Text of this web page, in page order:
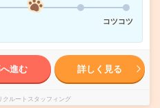
コツコツ
進む 詳しく見る
クルートスタッフィング